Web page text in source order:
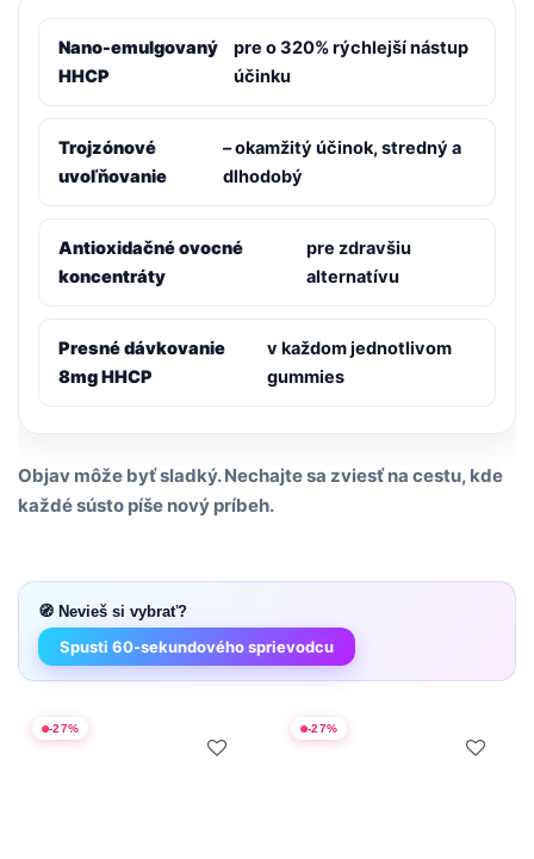
Nano-emulgovaný
HHCP
pre o 320% rýchlejší nástup
účinku
Trojzónové
uvoľňovanie
– okamžitý účinok, stredný a
dlhodobý
Antioxidačné ovocné
koncentráty
pre zdravšiu
alternatívu
Presné dávkovanie
8mg HHCP
v každom jednotlivom
gummies
Objav môže byť sladký. Nechajte sa zviesť na cestu, kde
každé sústo píše nový príbeh.
🧭 Nevieš si vybrať?
Spusti 60-sekundového sprievodcu
-27% -27%